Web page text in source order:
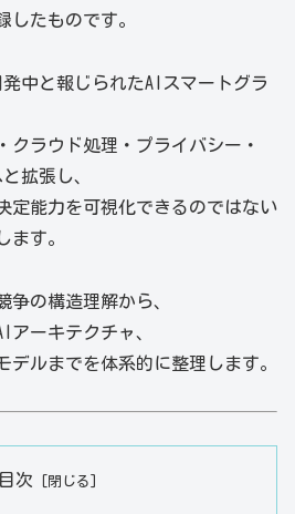
たものです。
中と報じられたAIスマートグラ
クラウド処理・プライバシー・
拡張し、
定能力を可視化できるのではない
ます。
争の構造理解から、
アーキテクチャ、
デルまでを体系的に整理します。
目次